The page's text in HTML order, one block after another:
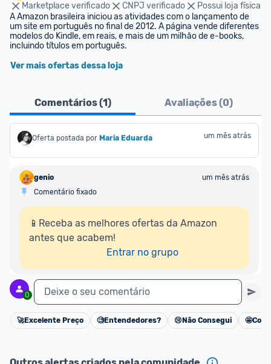
Marketplace verificado
CNPJ verificado
Possui loja física
A Amazon brasileira iniciou as atividades com o lançamento de
um site em português no final de 2012. A página vende diferentes
modelos do Kindle, em reais, e mais de um milhão de e-books,
incluindo títulos em português.
Ver mais ofertas dessa loja
Comentários (1) Avaliações (0)
Oferta postada por Maria Eduarda um mês atrás
genio
um mês atrás
Comentário fixado
📱Receba as melhores ofertas da Amazon
antes que acabem!
Entrar no grupo
0 Deixe o seu comentário
Cancelar
🚀Excelente Preço 🧐Entendedores? 😢 Não Consegui 🤩